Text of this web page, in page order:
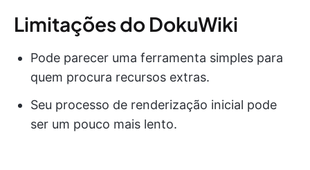
Limitações do DokuWiki
Pode parecer uma ferramenta simples para
quem procura recursos extras.
Seu processo de renderização inicial pode
ser um pouco mais lento.